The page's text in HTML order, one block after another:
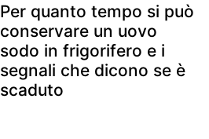
Per quanto tempo si può
conservare un uovo
sodo in frigorifero e i
segnali che dicono se è
scaduto